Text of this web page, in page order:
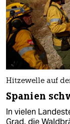
Hitzewelle auf
Spanien
In vielen
Grad, die